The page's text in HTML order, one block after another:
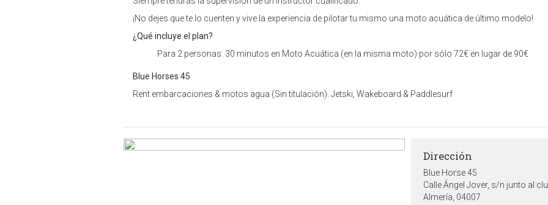
¡No dejes que te lo cuenten y vive la experiencia de pilotar tu mismo una moto acuática de último modelo!
¿Qué incluye el plan?
Para 2 personas: 30 minutos en Moto Acuática (en la misma moto) por sólo 72€ en lugar de 90€
Blue Horses 45
Rent embarcaciones & motos agua (Sin titulación). Jetski, Wakeboard & Paddlesurf
Dirección
Blue Horse 45
Calle Ángel Jover, s/n junto al
Almería, 04007